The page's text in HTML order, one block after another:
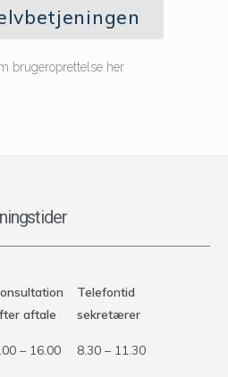
brugeroprettelse her
aftale
Telefontid
sekretærer
– 16.00 8.30 – 11.30